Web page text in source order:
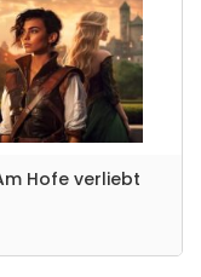
Hofe verliebt